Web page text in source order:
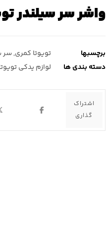
واشر سر سیلندر
برچسبها تویوتا کمری,سر
دسته بندی ها
لوازم یدکی